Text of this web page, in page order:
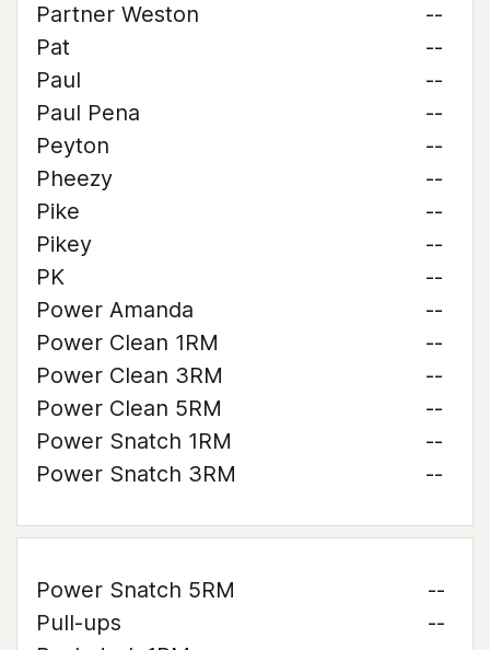
Partner Weston
--
Pat
--
Paul
--
Paul Pena
--
Peyton
--
Pheezy
--
Pike
--
Pikey
--
PK
--
Power Amanda
--
Power Clean 1RM
--
Power Clean 3RM
--
Power Clean 5RM
--
Power Snatch 1RM
--
Power Snatch 3RM
--
Power Snatch 5RM
--
Pull-ups
--